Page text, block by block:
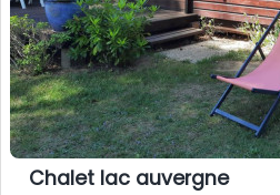
Chalet lac auvergne